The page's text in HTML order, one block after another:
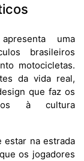
uma
brasileiros
motocicletas.
da vida real,
que faz os
à cultura
estar na estrada
os jogadores